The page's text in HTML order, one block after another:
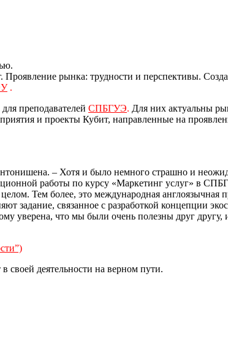
рынка: трудности и перспективы.
.
преподавателей СПБГУЭ. Для них актуальны
и проекты Кубит, направленные на
– Хотя и было немного страшно и
работы по курсу «Маркетинг услуг» в
Тем более, это международная англоязычная
задание, связанное с разработкой концепции
уверена, что мы были очень полезны друг
своей деятельности на верном пути.